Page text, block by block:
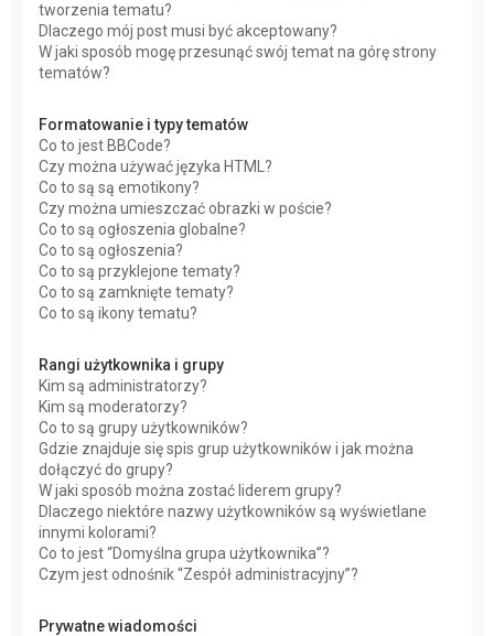
tworzenia tematu?
Dlaczego mój post musi być akceptowany?
W jaki sposób mogę przesunąć swój temat na górę strony
tematów?
Formatowanie i typy tematów
Co to jest BBCode?
Czy można używać języka HTML?
Co to są są emotikony?
Czy można umieszczać obrazki w poście?
Co to są ogłoszenia globalne?
Co to są ogłoszenia?
Co to są przyklejone tematy?
Co to są zamknięte tematy?
Co to są ikony tematu?
Rangi użytkownika i grupy
Kim są administratorzy?
Kim są moderatorzy?
Co to są grupy użytkowników?
Gdzie znajduje się spis grup użytkowników i jak można
dołączyć do grupy?
W jaki sposób można zostać liderem grupy?
Dlaczego niektóre nazwy użytkowników są wyświetlane
innymi kolorami?
Co to jest “Domyślna grupa użytkownika”?
Czym jest odnośnik “Zespół administracyjny”?
Prywatne wiadomości